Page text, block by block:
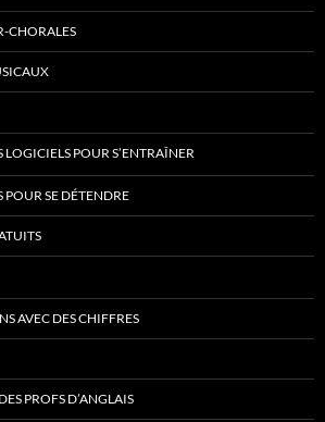
CHORALES
LOGICIELS POUR S’ENTRAÎNER
POUR SE DÉTENDRE
AVEC DES CHIFFRES
PROFS D’ANGLAIS